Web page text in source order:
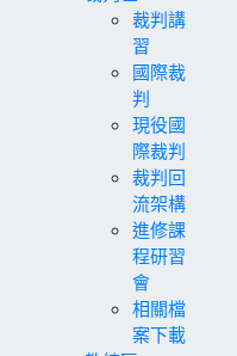
裁判講
習
國際裁
判
現役國
際裁判
裁判回
流架構
進修課
程研習
會
相關檔
案下載